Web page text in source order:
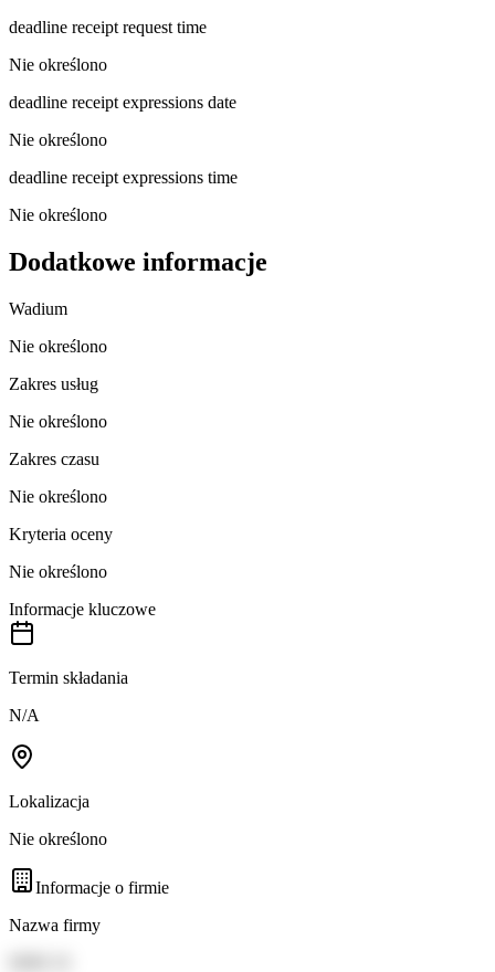
deadline receipt request time
Nie określono
deadline receipt expressions date
Nie określono
deadline receipt expressions time
Nie określono
Dodatkowe informacje
Wadium
Nie określono
Zakres usług
Nie określono
Zakres czasu
Nie określono
Kryteria oceny
Nie określono
Informacje kluczowe
Termin składania
N/A
Lokalizacja
Nie określono
Informacje o firmie
Nazwa firmy